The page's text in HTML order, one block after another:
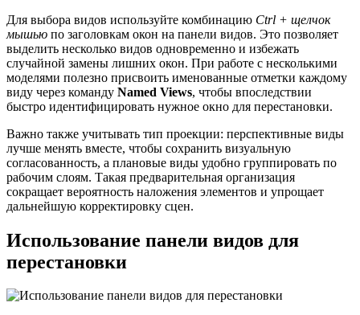
Для выбора видов используйте комбинацию Ctrl + щелчок
мышью по заголовкам окон на панели видов. Это позволяет
выделить несколько видов одновременно и избежать
случайной замены лишних окон. При работе с несколькими
моделями полезно присвоить именованные отметки каждому
виду через команду Named Views, чтобы впоследствии
быстро идентифицировать нужное окно для перестановки.
Важно также учитывать тип проекции: перспективные виды
лучше менять вместе, чтобы сохранить визуальную
согласованность, а плановые виды удобно группировать по
рабочим слоям. Такая предварительная организация
сокращает вероятность наложения элементов и упрощает
дальнейшую корректировку сцен.
Использование панели видов для
перестановки